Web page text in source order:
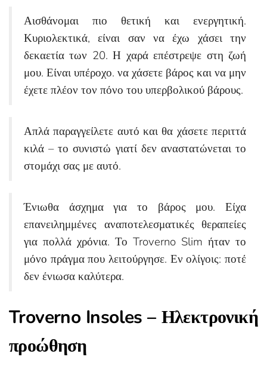
Αισθάνομαι πιο θετική και ενεργητική.
Κυριολεκτικά, είναι σαν να έχω χάσει την
δεκαετία των 20. Η χαρά επέστρεψε στη ζωή
μου. Είναι υπέροχο. να χάσετε βάρος και να μην
έχετε πλέον τον πόνο του υπερβολικού βάρους.
Απλά παραγγείλετε αυτό και θα χάσετε περιττά
κιλά – το συνιστώ γιατί δεν αναστατώνεται το
στομάχι σας με αυτό.
Ένιωθα άσχημα για το βάρος μου. Είχα
επανειλημμένες αναποτελεσματικές θεραπείες
για πολλά χρόνια. Το Troverno Slim ήταν το
μόνο πράγμα που λειτούργησε. Εν ολίγοις: ποτέ
δεν ένιωσα καλύτερα.
Troverno Insoles – Ηλεκτρονική
προώθηση